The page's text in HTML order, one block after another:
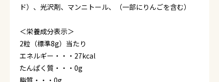
ド）、光沢剤、マンニトール、（一部にりんごを含む）
＜栄養成分表示＞
2粒（標準8g）当たり
エネルギー・・・27kcal
たんぱく質・・・0g
脂質・・・0g